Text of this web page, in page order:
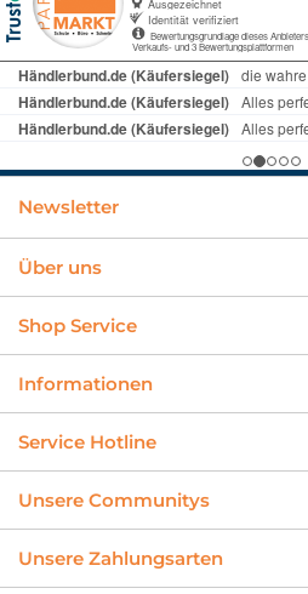
Newsletter
Über uns
Shop Service
Informationen
Service Hotline
Unsere Communitys
Unsere Zahlungsarten